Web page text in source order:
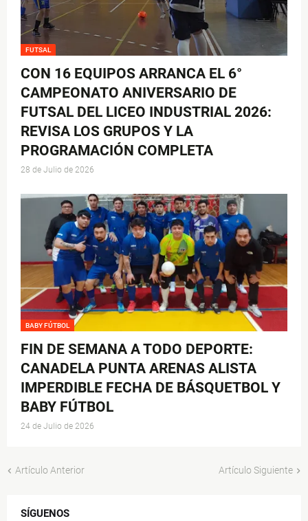
FUTSAL
CON 16 EQUIPOS ARRANCA EL 6°
CAMPEONATO ANIVERSARIO DE
FUTSAL DEL LICEO INDUSTRIAL 2026:
REVISA LOS GRUPOS Y LA
PROGRAMACIÓN COMPLETA
28 de Julio de 2026
BABY FÚTBOL
FIN DE SEMANA A TODO DEPORTE:
CANADELA PUNTA ARENAS ALISTA
IMPERDIBLE FECHA DE BÁSQUETBOL Y
BABY FÚTBOL
24 de Julio de 2026
Artículo Anterior Artículo Siguiente
SÍGUENOS